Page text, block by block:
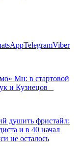
TelegramViber
Мн: в стартовой
и Кузнецов
душить фристайл:
и в 40 начал
не осталось